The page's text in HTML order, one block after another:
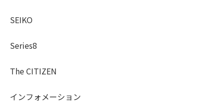
SEIKO
Series8
The CITIZEN
インフォメーション